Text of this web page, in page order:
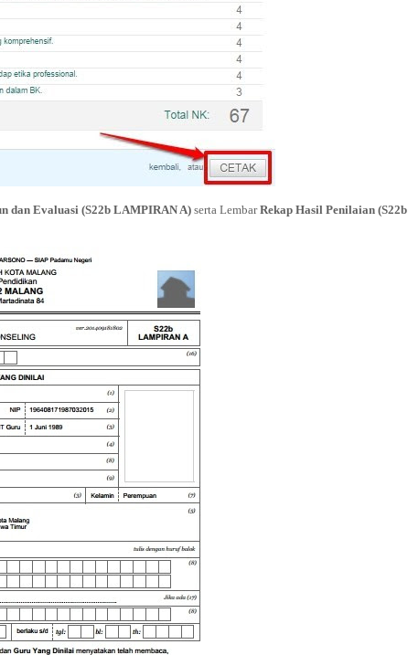
dan Evaluasi (S22b LAMPIRAN A) serta LembarRekap Hasil Penilaian (S22b